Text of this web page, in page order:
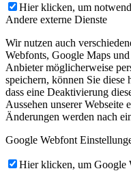
Hier klicken, um
Andere externe Dienste
Wir nutzen auch
Webfonts, Google Maps
Anbieter möglicherweise
speichern, können Sie diese
dass eine Deaktivierung
Aussehen unserer
Änderungen werden nach
Google Webfont
Hier klicken, um Google